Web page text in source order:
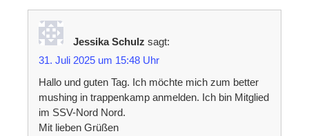
Jessika Schulz sagt:
31. Juli 2025 um 15:48 Uhr
Hallo und guten Tag. Ich möchte mich zum better
mushing in trappenkamp anmelden. Ich bin Mitglied
im SSV-Nord Nord.
Mit lieben Grüßen